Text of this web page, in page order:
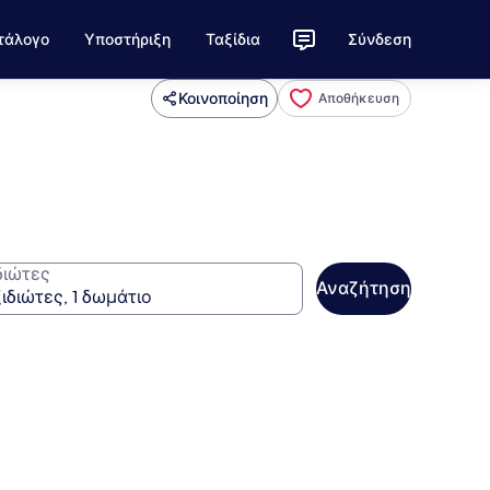
Υποστήριξη Ταξίδια Σύνδεση
Κοινοποίηση Αποθήκευση
Αναζήτηση